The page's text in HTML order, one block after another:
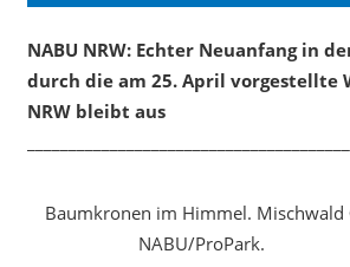
NABU NRW: Echter Neuanfang in
durch die am 25. April vorgestellte
NRW bleibt aus
Baumkronen im Himmel.
NABU/ProPark.